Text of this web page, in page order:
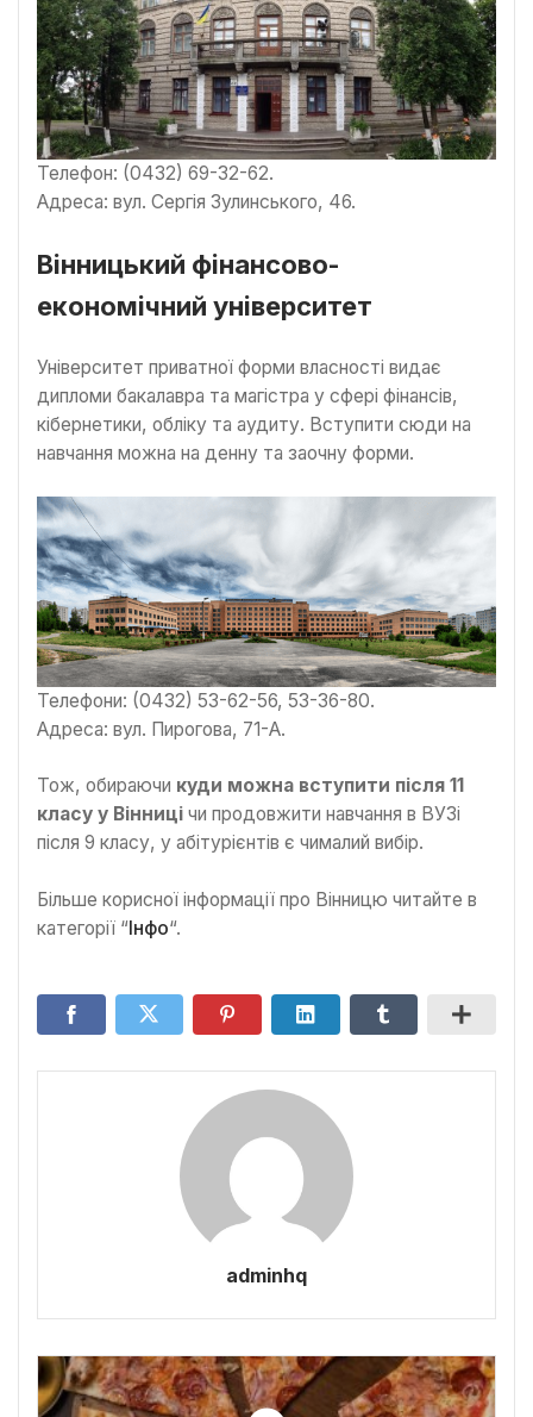
Телефон: (0432) 69-32-62.
Адреса: вул. Сергія Зулинського, 46.
Вінницький фінансово-
економічний університет
Університет приватної форми власності видає
дипломи бакалавра та магістра у сфері фінансів,
кібернетики, обліку та аудиту. Вступити сюди на
навчання можна на денну та заочну форми.
Телефони: (0432) 53-62-56, 53-36-80.
Адреса: вул. Пирогова, 71-А.
Тож, обираючи куди можна вступити після 11
класу у Вінниці чи продовжити навчання в ВУЗі
після 9 класу, у абітурієнтів є чималий вибір.
Більше корисної інформації про Вінницю читайте в
категорії “Інфо“.
adminhq